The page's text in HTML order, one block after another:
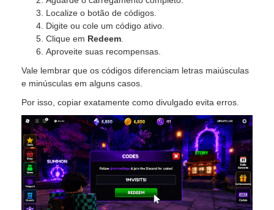
Localize o botão de códigos.
Digite ou cole um código ativo.
Clique em Redeem
Aproveite suas recompensas.
Vale lembrar que os códigos diferenciam letras maiúsculas
e minúsculas em alguns casos.
Por isso, copiar exatamente como divulgado evita erros.